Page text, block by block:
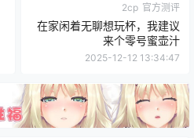
2cp 官方测评
在家闲着无聊想玩杯，我建议
来个零号蜜壶汁
2025-12-12 13:34:47